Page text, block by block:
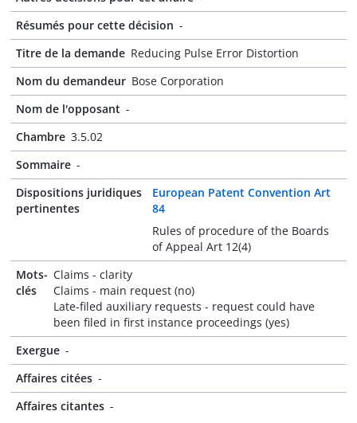
Résumés pour cette décision -
Titre de la demande Reducing Pulse Error Distortion
Nom du demandeur Bose Corporation
Nom de l'opposant -
Chambre 3.5.02
Sommaire -
Dispositions juridiques
pertinentes
European Patent Convention Art
84
Rules of procedure of the Boards
of Appeal Art 12(4)
Mots-
clés
Claims - clarity
Claims - main request (no)
Late-filed auxiliary requests - request could have
been filed in first instance proceedings (yes)
Exergue -
Affaires citées -
Affaires citantes -